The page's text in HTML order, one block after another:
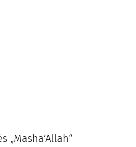
„Masha’Allah“